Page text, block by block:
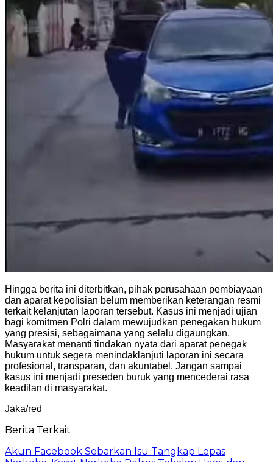
Hingga berita ini diterbitkan, pihak perusahaan pembiayaan
dan aparat kepolisian belum memberikan keterangan resmi
terkait kelanjutan laporan tersebut. Kasus ini menjadi ujian
bagi komitmen Polri dalam mewujudkan penegakan hukum
yang presisi, sebagaimana yang selalu digaungkan.
Masyarakat menanti tindakan nyata dari aparat penegak
hukum untuk segera menindaklanjuti laporan ini secara
profesional, transparan, dan akuntabel. Jangan sampai
kasus ini menjadi preseden buruk yang mencederai rasa
keadilan di masyarakat.
Jaka/red
Berita Terkait
Akun Facebook Sebarkan Isu Tangkap Lepas